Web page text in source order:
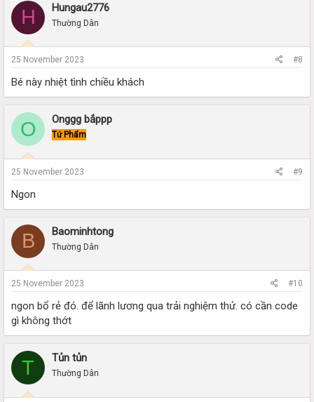
H Hungau2776
Thường Dân
25 November 2023 #8
Bé này nhiệt tình chiều khách
O Onggg bắppp
Tứ Phẩm
25 November 2023 #9
Ngon
B Baominhtong
Thường Dân
25 November 2023 #10
ngon bổ rẻ đó. để lãnh lương qua trải nghiệm thử. có cần code
gì không thớt
T Tủn tủn
Thường Dân